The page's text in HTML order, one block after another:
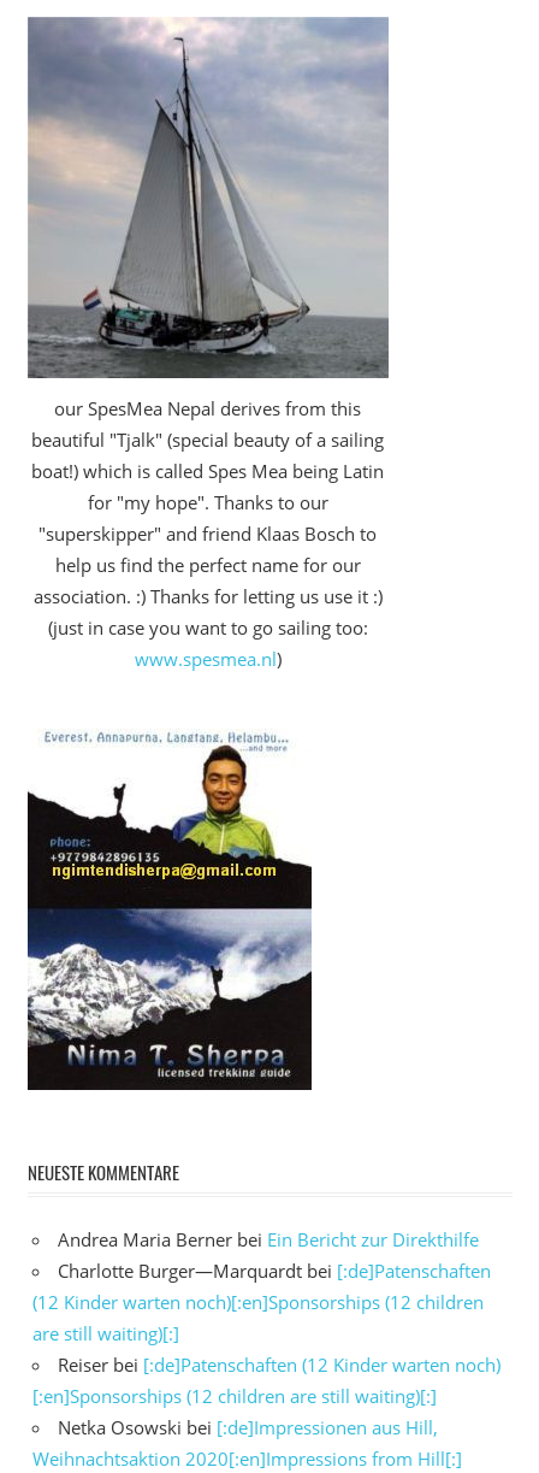
our SpesMea Nepal derives from this
beautiful "Tjalk" (special beauty of a sailing
boat!) which is called Spes Mea being Latin
for "my hope". Thanks to our
"superskipper" and friend Klaas Bosch to
help us find the perfect name for our
association. :) Thanks for letting us use it :)
(just in case you want to go sailing too:
www.spesmea.nl)
NEUESTE KOMMENTARE
Andrea Maria Berner bei Ein Bericht zur Direkthilfe
Charlotte Burger—Marquardt bei [:de]Patenschaften
(12 Kinder warten noch)[:en]Sponsorships (12 children
are still waiting)[:]
Reiser bei [:de]Patenschaften (12 Kinder warten noch)
[:en]Sponsorships (12 children are still waiting)[:]
Netka Osowski bei [:de]Impressionen aus Hill,
Weihnachtsaktion 2020[:en]Impressions from Hill[:]